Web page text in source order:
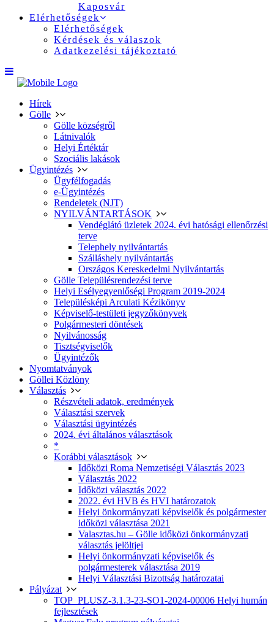
Kaposvár
Elérhetőségek
Elérhetőségek
Kérdések és válaszok
Adatkezelési tájékoztató
Hírek
Gölle
Gölle községről
Látnivalók
Helyi Értéktár
Szociális lakások
Ügyintézés
Ügyfélfogadás
e-Ügyintézés
Rendeletek (NJT)
NYILVÁNTARTÁSOK
Vendéglátó üzletek 2024. évi hatósági ellenőrzési
terve
Telephely nyilvántartás
Szálláshely nyilvántartás
Országos Kereskedelmi Nyilvántartás
Gölle Településrendezési terve
Helyi Esélyegyenlőségi Program 2019-2024
Településképi Arculati Kézikönyv
Képviselő-testületi jegyzőkönyvek
Polgármesteri döntések
Nyilvánosság
Tisztségviselők
Ügyintézők
Nyomtatványok
Göllei Közlöny
Választás
Részvételi adatok, eredmények
Választási szervek
Választási ügyintézés
2024. évi általános választások
*
Korábbi választások
Időközi Roma Nemzetiségi Választás 2023
Választás 2022
Időközi választás 2022
2022. évi HVB és HVI határozatok
Helyi önkormányzati képviselők és polgármester
időközi választása 2021
Valasztas.hu – Gölle időközi önkormányzati
választás jelöltjei
Helyi önkormányzati képviselők és
polgármesterek választása 2019
Helyi Választási Bizottság határozatai
Pályázat
TOP_PLUSZ-3.1.3-23-SO1-2024-00006 Helyi humán
fejlesztések